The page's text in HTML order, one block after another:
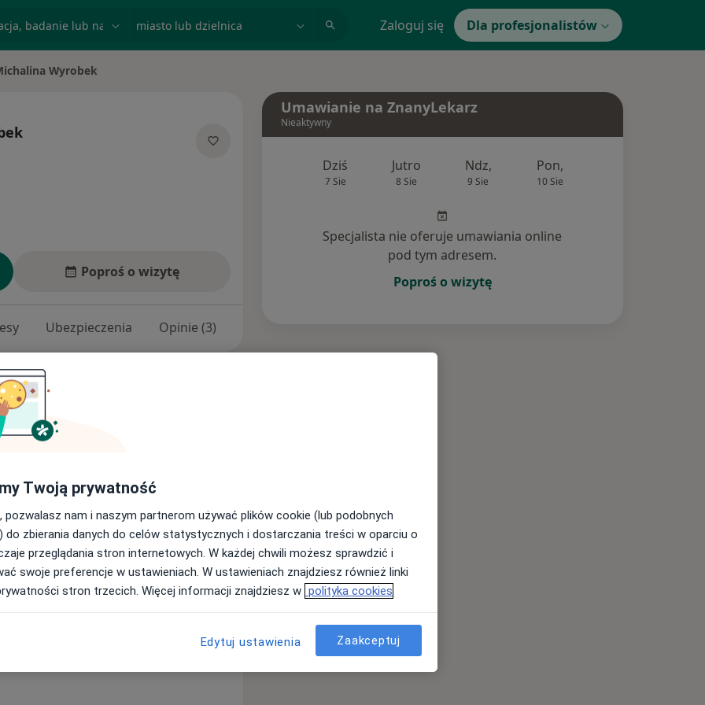
Zaloguj się Dla profesjonalistów
miasto Wyrobek
Poproś o wizytę
Ubezpieczenia Opinie (3)
w Katowicach. Fizjoterapeutka z
od 2008 roku. Masażystka z
i wkładek
pojętą fizjoterapią narządu
zarówno pourazowych jak i
terapii pozwala osiągać jej
zdrowy tryb życia i
młodzieży.
Umawianie na ZnanyLekarz
Nieaktywny
Dziś
7 Sie
Jutro
8 Sie
Ndz,
9 Sie
Pon,
10 Sie
Specjalista nie oferuje umawiania online
pod tym adresem.
Poproś o wizytę
Twoją prywatność
pozwalasz nam i naszym partnerom używać plików cookie (lub podobnych
do zbierania danych do celów statystycznych i dostarczania treści w oparciu o
przeglądania stron internetowych. W każdej chwili możesz sprawdzić i
swoje preferencje w ustawieniach. W ustawieniach znajdziesz również linki
stron trzecich. Więcej informacji znajdziesz w polityka cookies
Edytuj ustawienia Zaakceptuj